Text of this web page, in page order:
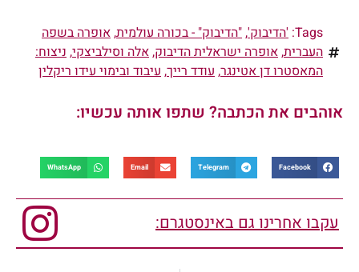
Tags: 'הדיבוק',"הדיבוק" - בכורה עולמית,אופרה בשפה
העברית,אופרה ישראלית הדיבוק,אלה וסילביצקי,ניצוח:
המאסטרו דן אטינגר,עודד רייך,עיבוד ובימוי עידו ריקלין
אוהבים את הכתבה? שתפו אותה עכשיו:
Facebook
Telegram
Email
WhatsApp
עקבו אחרינו גם באינסטגרם: